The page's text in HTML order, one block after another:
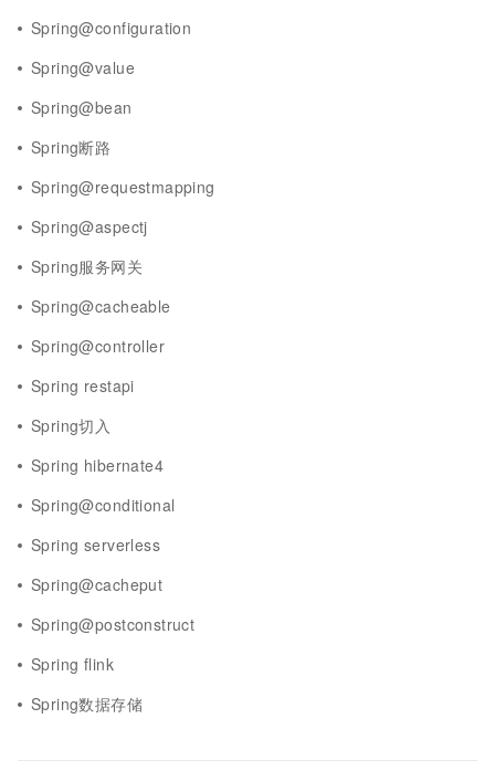
Spring@configuration
Spring@value
Spring@bean
Spring断路
Spring@requestmapping
Spring@aspectj
Spring服务网关
Spring@cacheable
Spring@controller
Spring restapi
Spring切入
Spring hibernate4
Spring@conditional
Spring serverless
Spring@cacheput
Spring@postconstruct
Spring flink
Spring数据存储